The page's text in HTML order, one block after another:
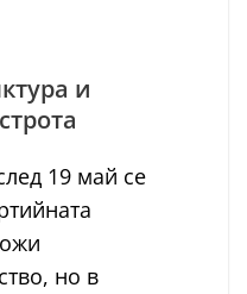
и
19 май се
но в